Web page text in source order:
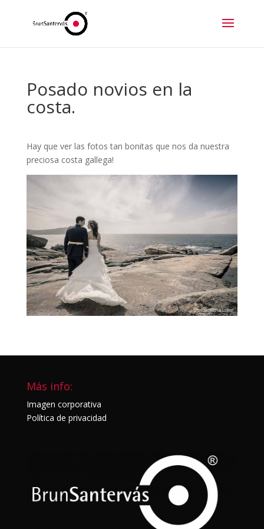
Posado novios en la
costa.
Hay que ver las fotos tan bonitas que nos da nuestra
preciosa costa gallega!
Más info:
Imagen corporativa
Política de privacidad